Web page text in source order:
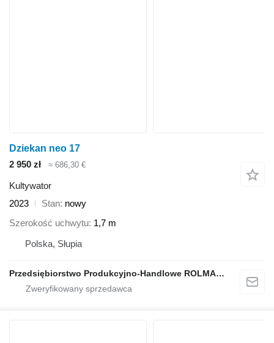
Dziekan neo 17
2 950 zł
≈ 686,30 €
Kultywator
2023
Stan nowy
Szerokość uchwytu 1,7 m
Polska, Słupia
Przedsiębiorstwo Produkcyjno-Handlowe ROLMAPOL Marcin Dziekan